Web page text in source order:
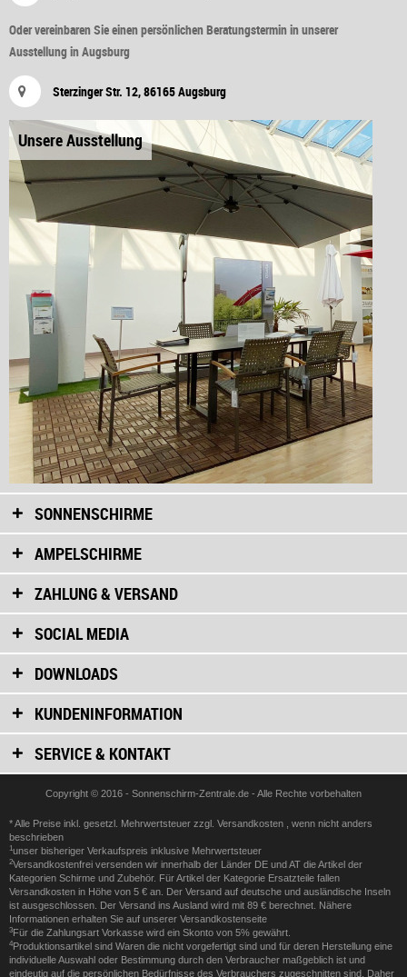
Oder vereinbaren Sie einen persönlichen Beratungstermin in unserer
Ausstellung in Augsburg
Sterzinger Str. 12, 86165 Augsburg
Unsere Ausstellung
SONNENSCHIRME
AMPELSCHIRME
ZAHLUNG & VERSAND
SOCIAL MEDIA
DOWNLOADS
KUNDENINFORMATION
SERVICE & KONTAKT
Copyright © 2016 - Sonnenschirm-Zentrale.de - Alle Rechte vorbehalten
* Alle Preise inkl. gesetzl. Mehrwertsteuer zzgl. Versandkosten
, wenn nicht anders
beschrieben
1 unser bisheriger Verkaufspreis inklusive Mehrwertsteuer
2Versandkostenfrei versenden wir innerhalb der Länder DE und AT die Artikel der
Kategorien Schirme und Zubehör. Für Artikel der Kategorie Ersatzteile fallen
Versandkosten in Höhe von 5 € an. Der Versand auf deutsche und ausländische Inseln
ist ausgeschlossen. Der Versand ins Ausland wird mit 89 € berechnet. Nähere
Informationen erhalten Sie auf unserer Versandkostenseite
3Für die Zahlungsart Vorkasse wird ein Skonto von 5% gewährt.
4Produktionsartikel sind Waren die nicht vorgefertigt sind und für deren Herstellung eine
individuelle Auswahl oder Bestimmung durch den Verbraucher maßgeblich ist und
eindeutig auf die persönlichen Bedürfnisse des Verbrauchers zugeschnitten sind. Daher